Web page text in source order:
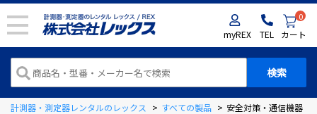
myREX TEL
0
カート
計測器・測定器レンタルのレックス > すべての製品 > 安全対策・通信機器